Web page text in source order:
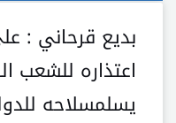
بديع قرحاني :
اعتذاره للشعب
يسلمسلاحه